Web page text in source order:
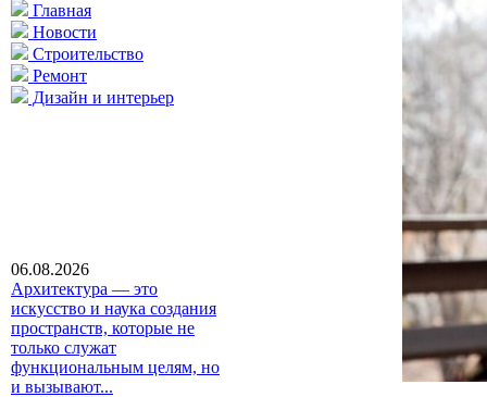
Главная
Новости
Строительство
Ремонт
Дизайн и интерьер
06.08.2026
Архитектура — это
искусство и наука создания
пространств, которые не
только служат
функциональным целям, но
и вызывают...